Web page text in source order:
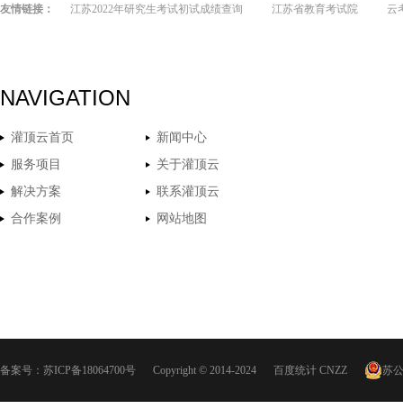
友情链接： 江苏2022年研究生考试初试成绩查询 江苏省教育考试院 云
NAVIGATION
灌顶云首页
新闻中心
服务项目
关于灌顶云
解决方案
联系灌顶云
合作案例
网站地图
备案号： 苏ICP备18064700号 Copyright © 2014-2024 百度统计 CNZZ 苏